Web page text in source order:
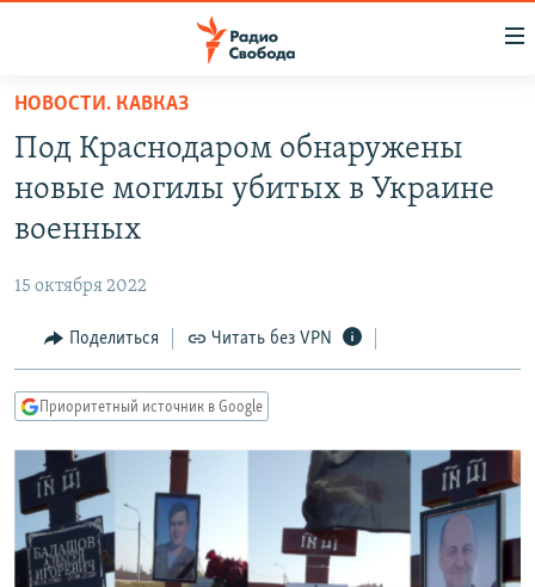
упрощенного
доступа
основному
Вернутся
Вернутся
поиску
ПОДКАСТЫ
МНЕНИЯ
КУЛЬТУРА
КАВКАЗ.РЕАЛИИ
СЕВЕР.РЕАЛИИ
СИБИРЬ.РЕАЛИИ
РАСПИСАНИЕ ВЕЩАНИЯ
НОВОСТИ. КАВКАЗ
Под Краснодаром обнаружены
новые могилы убитых в Украине
военных
15 октября 2022
Поделиться Читать без VPN
Приоритетный источник в Google